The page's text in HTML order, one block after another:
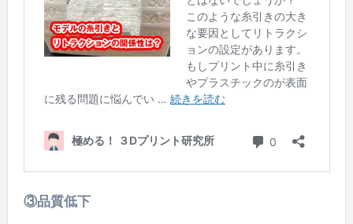
③品質低下